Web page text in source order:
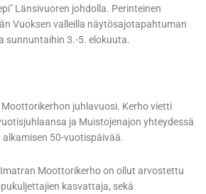
Länsivuoren johdolla. Perinteinen
Vuoksen valleilla näytösajotapahtuman
sunnuntaihin 3.-5. elokuuta.
juhlavuosi. Kerho vietti
ja Muistojenajon yhteydessä
50-vuotispäivää.
Moottorikerho on ollut arvostettu
kasvattaja, sekä